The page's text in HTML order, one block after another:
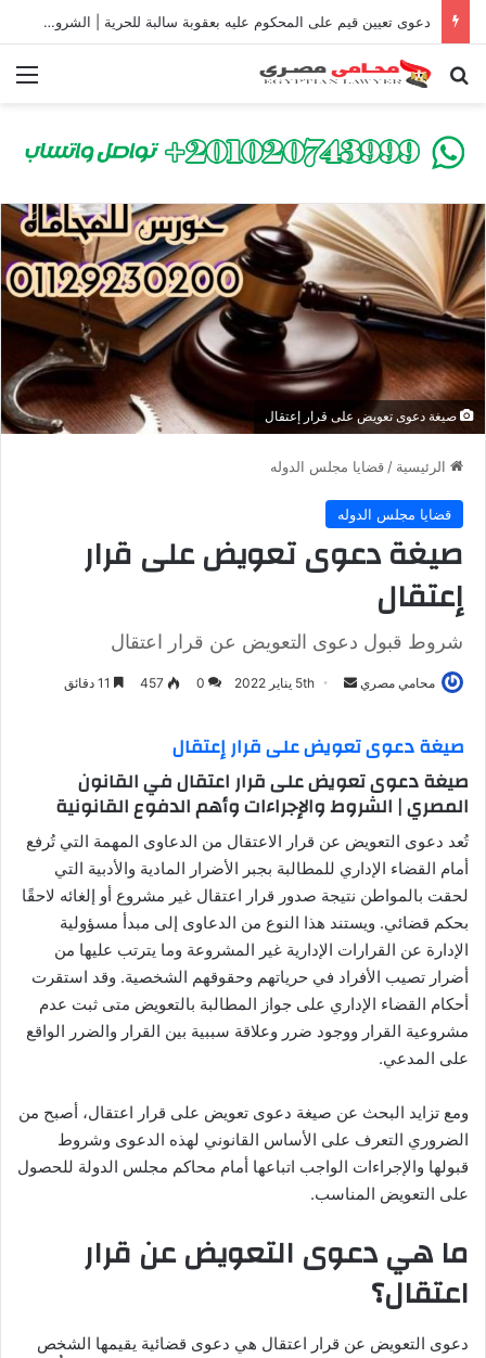
دعوى تعيين قيم على المحكوم عليه بعقوبة سالبة للحرية | الشروط والصيغة القانونية
بحث عن
صيغة دعوى تعويض على قرار إعتقال
الرئيسية /قضايا مجلس الدوله
قضايا مجلس الدوله
صيغة دعوى تعويض على قرار
إعتقال
شروط قبول دعوى التعويض عن قرار اعتقال
محامي مصري
أرسل 5th يناير 2022 0
457
صيغة دعوى تعويض على قرار إعتقال
صيغة دعوى تعويض على قرار اعتقال في القانون
المصري | الشروط والإجراءات وأهم الدفوع القانونية
تُعد دعوى التعويض عن قرار الاعتقال من الدعاوى المهمة التي تُرفع
أمام القضاء الإداري للمطالبة بجبر الأضرار المادية والأدبية التي
لحقت بالمواطن نتيجة صدور قرار اعتقال غير مشروع أو إلغائه لاحقًا
بحكم قضائي. ويستند هذا النوع من الدعاوى إلى مبدأ مسؤولية
الإدارة عن القرارات الإدارية غير المشروعة وما يترتب عليها من
أضرار تصيب الأفراد في حرياتهم وحقوقهم الشخصية. وقد استقرت
أحكام القضاء الإداري على جواز المطالبة بالتعويض متى ثبت عدم
مشروعية القرار ووجود ضرر وعلاقة سببية بين القرار والضرر الواقع
على المدعي.
ومع تزايد البحث عن صيغة دعوى تعويض على قرار اعتقال، أصبح من
الضروري التعرف على الأساس القانوني لهذه الدعوى وشروط
قبولها والإجراءات الواجب اتباعها أمام محاكم مجلس الدولة للحصول
على التعويض المناسب.
ما هي دعوى التعويض عن قرار
اعتقال؟
دعوى التعويض عن قرار اعتقال هي دعوى قضائية يقيمها الشخص